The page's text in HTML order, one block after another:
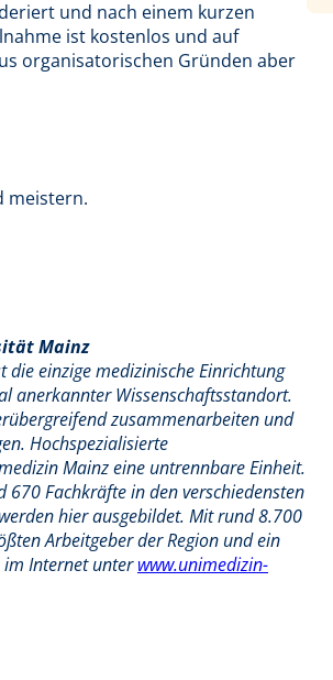
und nach einem kurzen
ist kostenlos und auf
organisatorischen Gründen aber
meistern.
Mainz
einzige medizinische Einrichtung
anerkannter Wissenschaftsstandort.
zusammenarbeiten und
Hochspezialisierte
Mainz eine untrennbare Einheit.
Fachkräfte in den verschiedensten
hier ausgebildet. Mit rund 8.700
Arbeitgeber der Region und ein
im Internet unterwww.unimedizin-